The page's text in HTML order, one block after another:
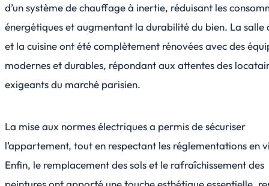
d’un système de chauffage à inertie, réduisant les
énergétiques et augmentant la durabilité du bien. La salle
et la cuisine ont été complètement rénovées avec des
modernes et durables, répondant aux attentes des
exigeants du marché parisien.
La mise aux normes électriques a permis de sécuriser
l’appartement, tout en respectant les réglementations en
Enfin, le remplacement des sols et le rafraîchissement des